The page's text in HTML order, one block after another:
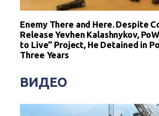
Enemy There and Here. Despite
Release Yevhen Kalashnykov,
to Live” Project, He Detained in
Three Years
ВИДЕО